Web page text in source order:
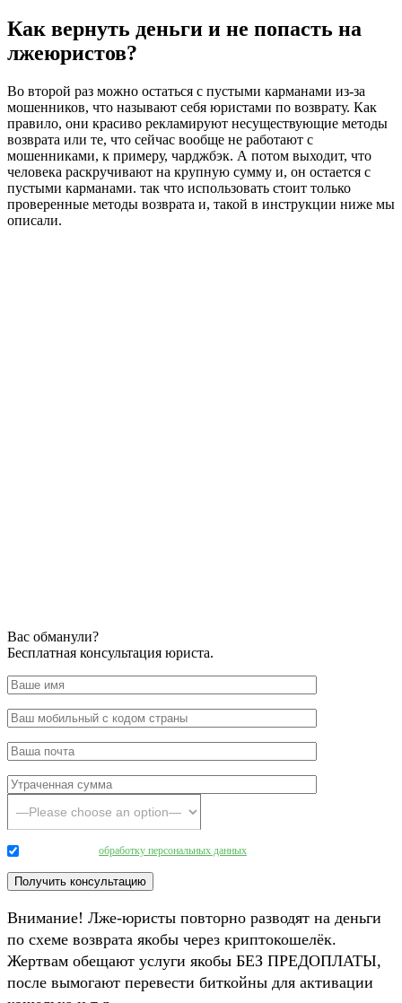
Как вернуть деньги и не попасть на
лжеюристов?
Во второй раз можно остаться с пустыми карманами из-за
мошенников, что называют себя юристами по возврату. Как
правило, они красиво рекламируют несуществующие методы
возврата или те, что сейчас вообще не работают с
мошенниками, к примеру, чарджбэк. А потом выходит, что
человека раскручивают на крупную сумму и, он остается с
пустыми карманами. так что использовать стоит только
проверенные методы возврата и, такой в инструкции ниже мы
описали.
Вас обманули?
Бесплатная консультация юриста.
обработку персональных данных
Внимание! Лже-юристы повторно разводят на деньги
по схеме возврата якобы через криптокошелёк.
Жертвам обещают услуги якобы БЕЗ ПРЕДОПЛАТЫ,
после вымогают перевести биткойны для активации